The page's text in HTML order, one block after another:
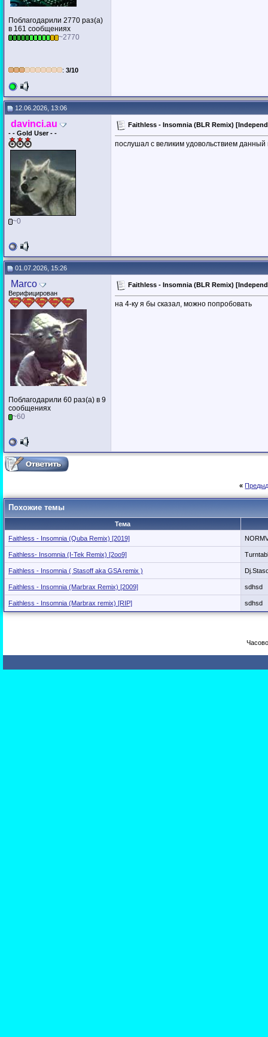
Поблагодарили 2770 раз(а)
в 161 сообщениях
~2770
: 3/10
12.06.2026, 13:06
davinci.au
- - Gold User - -
~0
Faithless - Insomnia (BLR Remix)
послушал с великим удовольствием данный
01.07.2026, 15:26
Marco
Верифицирован
Поблагодарили 60 раз(а) в 9
сообщениях
~60
Faithless - Insomnia (BLR Remix)
на 4-ку я бы сказал, можно попробовать
«
Похожие темы
Тема
Faithless - Insomnia (Quba Remix) [2019]
Faithless- Insomnia (I-Tek Remix) [2oo9]
Faithless - Insomnia ( Stasoff aka GSA remix )
Faithless - Insomnia (Marbrax Remix) [2009] sdhsd
Faithless - Insomnia (Marbrax remix) [RIP] sdhsd